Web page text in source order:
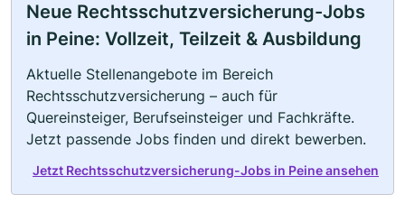
Neue Rechtsschutzversicherung-Jobs
in Peine: Vollzeit, Teilzeit & Ausbildung
Aktuelle Stellenangebote im Bereich
Rechtsschutzversicherung – auch für
Quereinsteiger, Berufseinsteiger und Fachkräfte.
Jetzt passende Jobs finden und direkt bewerben.
Jetzt Rechtsschutzversicherung-Jobs in Peine ansehen